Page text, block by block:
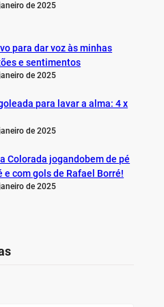
de 2025
para dar voz às minhas
e sentimentos
de 2025
para lavar a alma: 4 x
de 2025
Colorada jogandobem de pé
e com gols de Rafael Borré!
de 2025